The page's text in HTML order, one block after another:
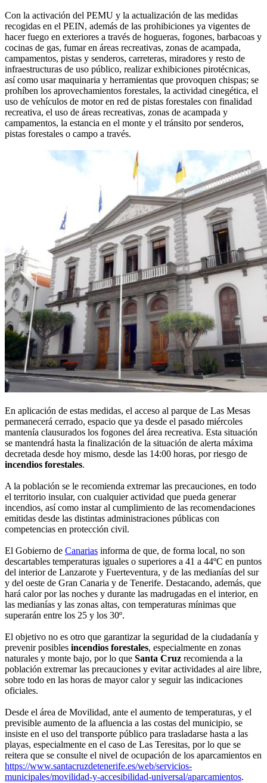
Con la activación del PEMU y la actualización de las medidas
recogidas en el PEIN, además de las prohibiciones ya vigentes de
hacer fuego en exteriores a través de hogueras, fogones, barbacoas y
cocinas de gas, fumar en áreas recreativas, zonas de acampada,
campamentos, pistas y senderos, carreteras, miradores y resto de
infraestructuras de uso público, realizar exhibiciones pirotécnicas,
así como usar maquinaria y herramientas que provoquen chispas; se
prohíben los aprovechamientos forestales, la actividad cinegética, el
uso de vehículos de motor en red de pistas forestales con finalidad
recreativa, el uso de áreas recreativas, zonas de acampada y
campamentos, la estancia en el monte y el tránsito por senderos,
pistas forestales o campo a través.
En aplicación de estas medidas, el acceso al parque de Las Mesas
permanecerá cerrado, espacio que ya desde el pasado miércoles
mantenía clausurados los fogones del área recreativa. Esta situación
se mantendrá hasta la finalización de la situación de alerta máxima
decretada desde hoy mismo, desde las 14:00 horas, por riesgo de
incendios forestales.
A la población se le recomienda extremar las precauciones, en todo
el territorio insular, con cualquier actividad que pueda generar
incendios, así como instar al cumplimiento de las recomendaciones
emitidas desde las distintas administraciones públicas con
competencias en protección civil.
El Gobierno de Canarias informa de que, de forma local, no son
descartables temperaturas iguales o superiores a 41 a 44ºC en puntos
del interior de Lanzarote y Fuerteventura, y de las medianías del sur
y del oeste de Gran Canaria y de Tenerife. Destacando, además, que
hará calor por las noches y durante las madrugadas en el interior, en
las medianías y las zonas altas, con temperaturas mínimas que
superarán entre los 25 y los 30º.
El objetivo no es otro que garantizar la seguridad de la ciudadanía y
prevenir posibles incendios forestales, especialmente en zonas
naturales y monte bajo, por lo que Santa Cruz recomienda a la
población extremar las precauciones y evitar actividades al aire libre,
sobre todo en las horas de mayor calor y seguir las indicaciones
oficiales.
Desde el área de Movilidad, ante el aumento de temperaturas, y el
previsible aumento de la afluencia a las costas del municipio, se
insiste en el uso del transporte público para trasladarse hasta a las
playas, especialmente en el caso de Las Teresitas, por lo que se
reitera que se consulte el nivel de ocupación de los aparcamientos en
https://www.santacruzdetenerife.es/web/servicios-
municipales/movilidad-y-accesibilidad-universal/aparcamientos.